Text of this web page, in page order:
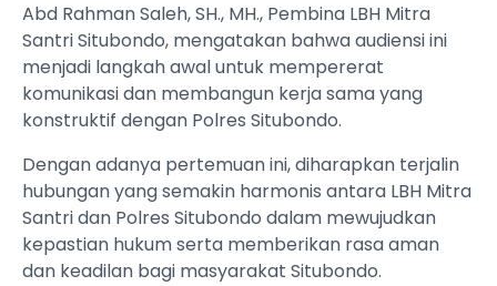
Abd Rahman Saleh, SH., MH., Pembina LBH Mitra
Santri Situbondo, mengatakan bahwa audiensi ini
menjadi langkah awal untuk mempererat
komunikasi dan membangun kerja sama yang
konstruktif dengan Polres Situbondo.
Dengan adanya pertemuan ini, diharapkan terjalin
hubungan yang semakin harmonis antara LBH Mitra
Santri dan Polres Situbondo dalam mewujudkan
kepastian hukum serta memberikan rasa aman
dan keadilan bagi masyarakat Situbondo.